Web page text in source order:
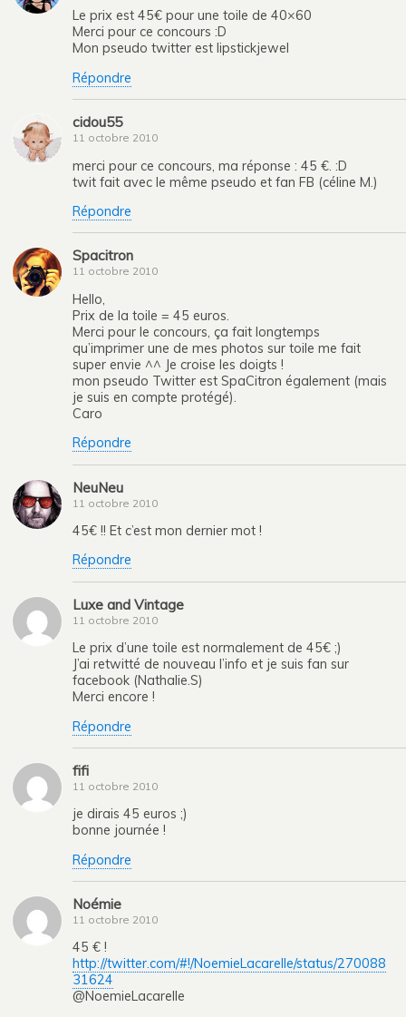
Le prix est 45€ pour une toile de 40×60
Merci pour ce concours :D
Mon pseudo twitter est lipstickjewel
Répondre
cidou55
11 octobre 2010
merci pour ce concours, ma réponse : 45 €. :D
twit fait avec le même pseudo et fan FB (céline M.)
Répondre
Spacitron
11 octobre 2010
Hello,
Prix de la toile = 45 euros.
Merci pour le concours, ça fait longtemps
qu’imprimer une de mes photos sur toile me fait
super envie ^^ Je croise les doigts !
mon pseudo Twitter est SpaCitron également (mais
je suis en compte protégé).
Caro
Répondre
NeuNeu
11 octobre 2010
45€ !! Et c’est mon dernier mot !
Répondre
Luxe and Vintage
11 octobre 2010
Le prix d’une toile est normalement de 45€ ;)
J’ai retwitté de nouveau l’info et je suis fan sur
facebook (Nathalie.S)
Merci encore !
Répondre
fifi
11 octobre 2010
je dirais 45 euros ;)
bonne journée !
Répondre
Noémie
11 octobre 2010
45 € !
http://twitter.com/#!/NoemieLacarelle/status/270088
31624
@NoemieLacarelle